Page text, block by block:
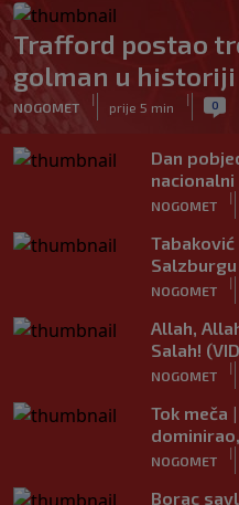
Trafford postao
golman u
NOGOMET
|
prije 5 min
| 0
Dan
NOGOMET
|
Salzburgu
NOGOMET
|
Allah,
Salah!
NOGOMET
|
Tok meča
NOGOMET
|
Borac